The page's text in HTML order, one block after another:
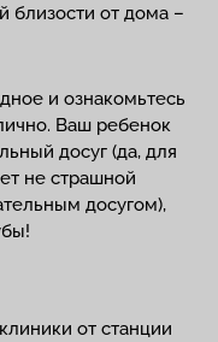
близости от дома –
и ознакомьтесь
Ваш ребенок
досуг (да, для
не страшной
досугом),
от станции